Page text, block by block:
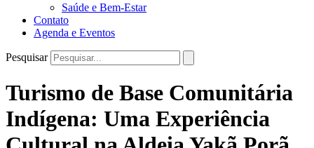
Saúde e Bem-Estar
Contato
Agenda e Eventos
Pesquisar
Turismo de Base Comunitária
Indígena: Uma Experiência